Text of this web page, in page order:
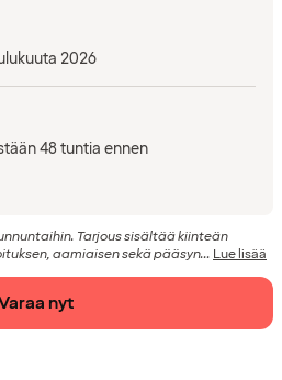
2026
48 tuntia ennen
Tarjous sisältää kiinteän
aamiaisen sekä pääsyn... Lue lisää
nyt